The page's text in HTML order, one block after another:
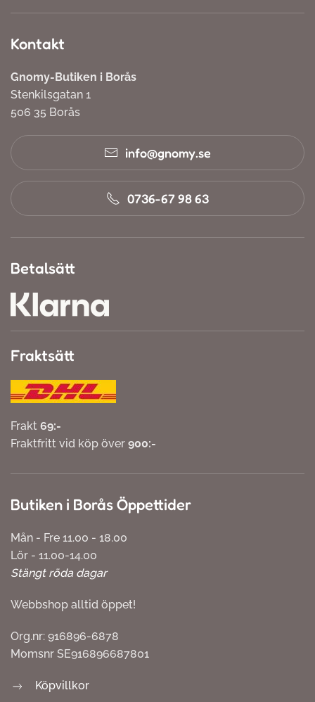
Kontakt
Gnomy-Butiken i Borås
Stenkilsgatan 1
506 35 Borås
info@gnomy.se
0736-67 98 63
Betalsätt
Fraktsätt
Frakt 69:-
Fraktfritt vid köp över 900:-
Butiken i Borås Öppettider
Mån - Fre 11.00 - 18.00
Lör - 11.00-14.00
Stängt röda dagar
Webbshop alltid öppet!
Org.nr: 916896-6878
Momsnr SE916896687801
Köpvillkor